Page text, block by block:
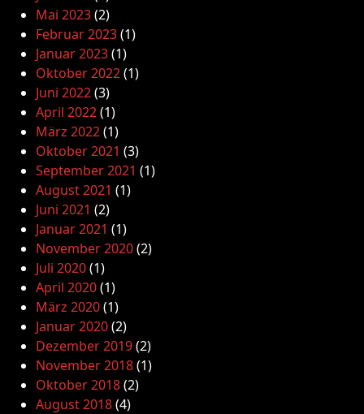
Mai 2023(2)
Februar 2023(1)
Januar 2023(1)
Oktober 2022(1)
Juni 2022(3)
April 2022(1)
März 2022(1)
Oktober 2021 (3)
September 2021 (1)
August 2021 (1)
Juni 2021 (2)
Januar 2021 (1)
November 2020(2)
Juli 2020(1)
April 2020(1)
März 2020(1)
Januar 2020(2)
Dezember 2019(2)
November 2018(1)
Oktober 2018(2)
August 2018(4)